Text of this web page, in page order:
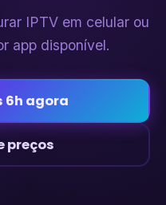
IPTV em celular ou
app disponível.
6h agora
preços